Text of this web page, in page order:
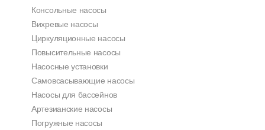
Консольные насосы
Вихревые насосы
Циркуляционные насосы
Повысительные насосы
Насосные установки
Самовсасывающие насосы
Насосы для бассейнов
Артезианские насосы
Погружные насосы